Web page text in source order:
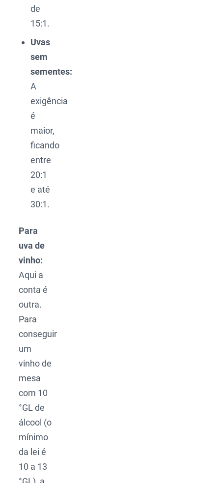
de
15:1.
Uvas
sem
sementes:
A
exigência
é
maior,
ficando
entre
20:1
e até
30:1.
Para
uva de
vinho:
Aqui a
conta é
outra.
Para
conseguir
um
vinho de
mesa
com 10
°GL de
álcool (o
mínimo
da lei é
10 a 13